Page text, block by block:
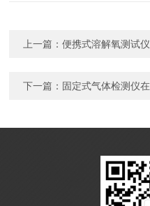
上一篇：便携式溶解氧测试仪
下一篇： 固定式气体检测仪